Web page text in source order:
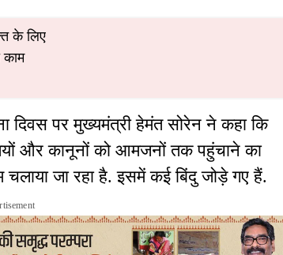
के लिए
काम
दिवस पर मुख्यमंत्री हेमंत सोरेन ने कहा कि
और कानूनों को आमजनों तक पहुंचाने का
जा रहा है. इसमें कई बिंदु जोड़े गए हैं.